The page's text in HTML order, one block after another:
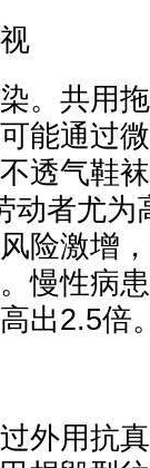
共用拖
能通过
透气鞋
动者尤为
险激增
慢性病
出2.5倍
用抗真